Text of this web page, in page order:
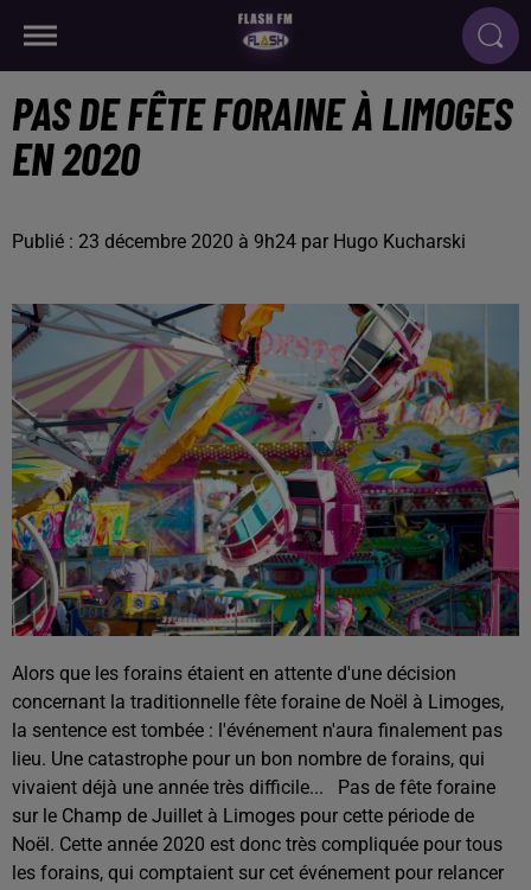
PAS DE FÊTE FORAINE À LIMOGES
EN 2020
Publié : 23 décembre 2020 à 9h24 par Hugo Kucharski
Alors que les forains étaient en attente d'une décision
concernant la traditionnelle fête foraine de Noël à Limoges,
la sentence est tombée : l'événement n'aura finalement pas
lieu. Une catastrophe pour un bon nombre de forains, qui
vivaient déjà une année très difficile... Pas de fête foraine
sur le Champ de Juillet à Limoges pour cette période de
Noël. Cette année 2020 est donc très compliquée pour tous
les forains, qui comptaient sur cet événement pour relancer